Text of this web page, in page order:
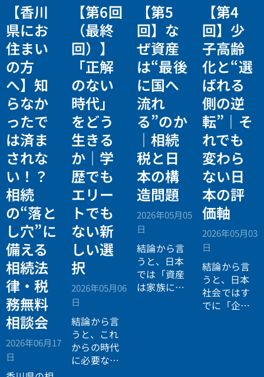
【香川
県にお
住まい
の方
へ】知
らなか
ったで
は済ま
されな
い！？
相続
の“落と
し穴”に
備える
相続法
律・税
務無料
相談会
2026年06月17
日
【第6回
（最終
回）】
「正解
のない
時代」
をどう
生きる
か｜学
歴でも
エリー
トでも
ない新
しい選
択
2026年05月06
日
結論から言
うと、これ
からの時代
に必要なの
【第5
回】な
ぜ資産
は“最後
に国へ
流れ
る”のか
｜相続
税と日
本の構
造問題
2026年05月05
日
結論から言
うと、日本
では「資産
は家族に引
【第4
回】少
子高齢
化と“選
ばれる
側の逆
転”｜そ
れでも
変わら
ない日
本の評
価軸
2026年05月03
日
結論から言
うと、日本
社会ではす
でに「企業